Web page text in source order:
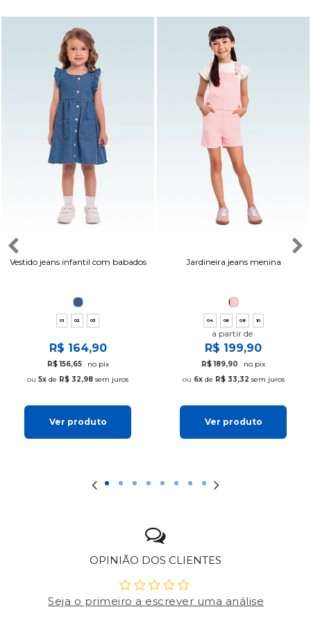
Vestido jeans infantil com babados
01 02 03
R$ 164,90
R$ 156,65
no pix
5x de R$ 32,98 sem juros
Ver produto
Jardineira jeans menina
04 06 08 10
a partir de
R$ 199,90
R$ 189,90
no pix
6xde R$ 33,32 sem juros
Ver produto
OPINIÃO DOS CLIENTES
Seja o primeiro a escrever uma análise